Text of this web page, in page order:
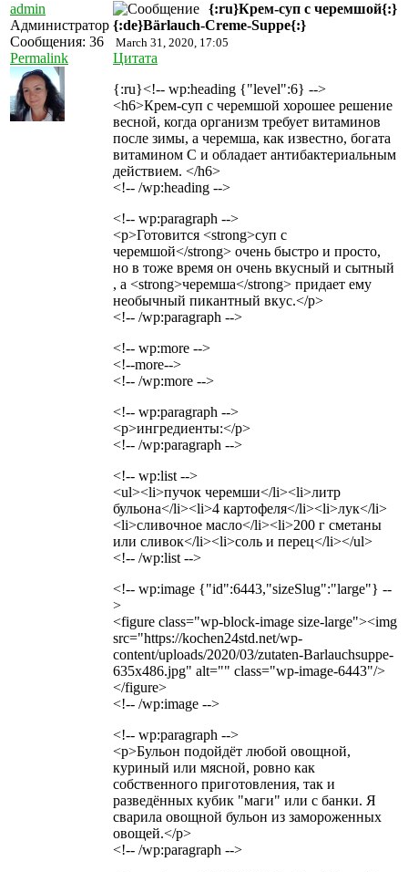
admin
Администратор
Сообщения: 36
Permalink
{:ru}Крем-суп с черемшой{:}
{:de}Bärlauch-Creme-Suppe{:}
March 31, 2020, 17:05
Цитата
{:ru}<!-- wp:heading {"level":6} -->
<h6>Крем-суп с черемшой хорошее решение
весной, когда организм требует витаминов
после зимы, а черемша, как известно, богата
витамином С и обладает антибактериальным
действием. </h6>
<!-- /wp:heading -->
<!-- wp:paragraph -->
<p>Готовится <strong>суп с
черемшой</strong> очень быстро и просто,
но в тоже время он очень вкусный и сытный
, а <strong>черемша</strong> придает ему
необычный пикантный вкус.</p>
<!-- /wp:paragraph -->
<!-- wp:more -->
<!--more-->
<!-- /wp:more -->
<!-- wp:paragraph -->
<p>ингредиенты:</p>
<!-- /wp:paragraph -->
<!-- wp:list -->
<ul><li>пучок черемши</li><li>литр
бульона</li><li>4 картофеля</li><li>лук</li>
<li>сливочное масло</li><li>200 г сметаны
или сливок</li><li>соль и перец</li></ul>
<!-- /wp:list -->
<!-- wp:image {"id":6443,"sizeSlug":"large"} --
>
<figure class="wp-block-image size-large"><img
src="https://kochen24std.net/wp-
content/uploads/2020/03/zutaten-Barlauchsuppe-
635x486.jpg" alt="" class="wp-image-6443"/>
</figure>
<!-- /wp:image -->
<!-- wp:paragraph -->
<p>Бульон подойдёт любой овощной,
куриный или мясной, ровно как
собственного приготовления, так и
разведённых кубик "маги" или с банки. Я
сварила овощной бульон из замороженных
овощей.</p>
<!-- /wp:paragraph -->